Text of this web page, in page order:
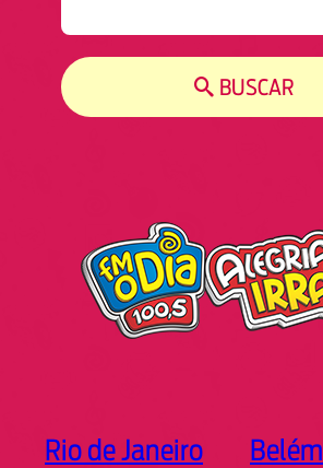
BUSCAR
Rio de Janeiro Belém